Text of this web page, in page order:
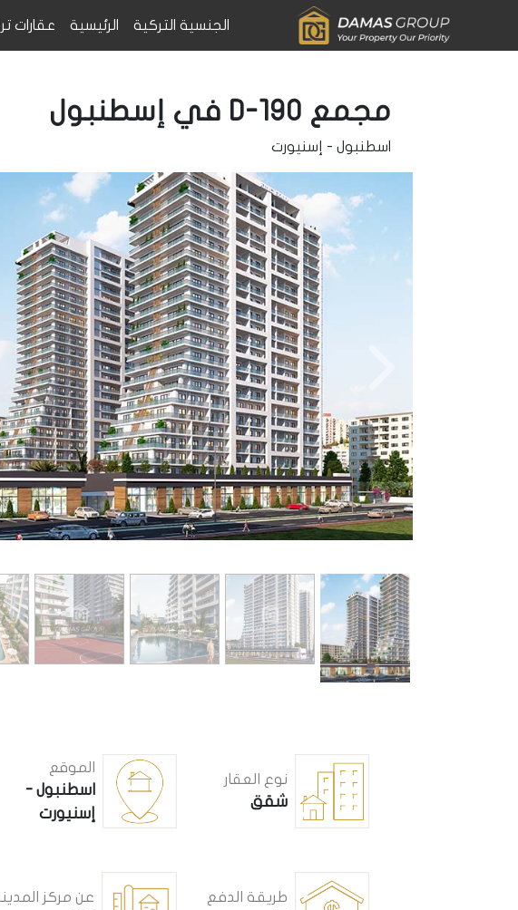
الجنسية التركية الرئيسية عقارات
مجمع D-190 في إسطنبول
اسطنبول- إسنيورت
نوع العقار
شقق
الموقع
اسطنبول -
إسنيورت
طريقة الدفع عن مركز